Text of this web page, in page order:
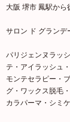
大阪 堺市 鳳駅から
サロン ド グランデ
パリジェンヌラッ
テ・アイラッシュ
モンテセラピー・
グ・ワックス脱毛
カラパーマ・シミ